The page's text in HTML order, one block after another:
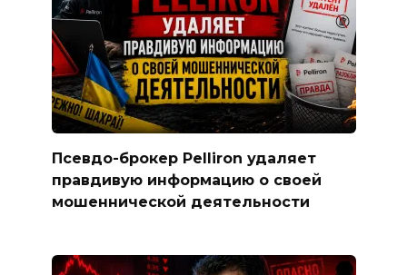
Псевдо-брокер Pelliron удаляет
правдивую информацию о своей
мошеннической деятельности